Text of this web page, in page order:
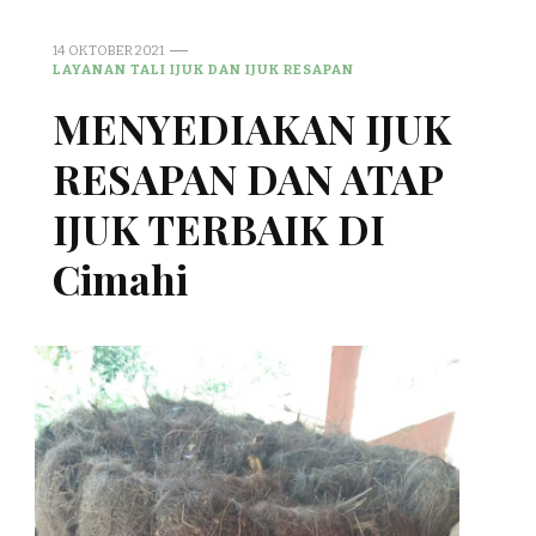
14 OKTOBER 2021
LAYANAN TALI IJUK DAN IJUK RESAPAN
MENYEDIAKAN IJUK
RESAPAN DAN ATAP
IJUK TERBAIK DI
Cimahi